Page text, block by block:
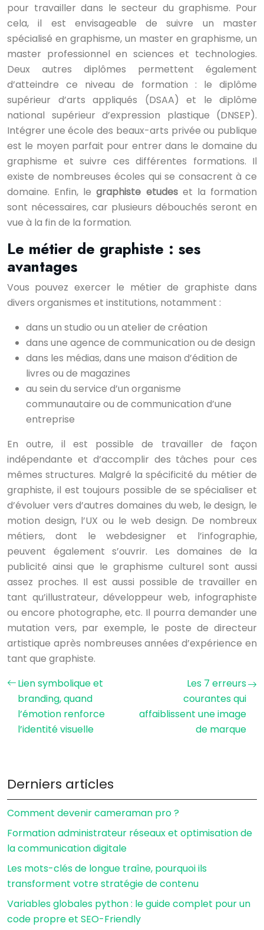
pour travailler dans le secteur du graphisme. Pour
cela, il est envisageable de suivre un master
spécialisé en graphisme, un master en graphisme, un
master professionnel en sciences et technologies.
Deux autres diplômes permettent également
d’atteindre ce niveau de formation : le diplôme
supérieur d’arts appliqués (DSAA) et le diplôme
national supérieur d’expression plastique (DNSEP).
Intégrer une école des beaux-arts privée ou publique
est le moyen parfait pour entrer dans le domaine du
graphisme et suivre ces différentes formations. Il
existe de nombreuses écoles qui se consacrent à ce
domaine. Enfin, legraphiste etudeset la formation
sont nécessaires, car plusieurs débouchés seront en
vue à la fin de la formation.
Le métier de graphiste : ses
avantages
Vous pouvez exercer le métier de graphiste dans
divers organismes et institutions, notamment :
dans un studio ou un atelier de création
dans une agence de communication ou de design
dans les médias, dans une maison d’édition de
livres ou de magazines
au sein du service d’un organisme
communautaire ou de communication d’une
entreprise
En outre, il est possible de travailler de façon
indépendante et d’accomplir des tâches pour ces
mêmes structures. Malgré la spécificité du métier de
graphiste, il est toujours possible de se spécialiser et
d’évoluer vers d’autres domaines du web, le design, le
motion design, l’UX ou le web design. De nombreux
métiers, dont le webdesigner et l’infographie,
peuvent également s’ouvrir. Les domaines de la
publicité ainsi que le graphisme culturel sont aussi
assez proches. Il est aussi possible de travailler en
tant qu’illustrateur, développeur web, infographiste
ou encore photographe, etc. Il pourra demander une
mutation vers, par exemple, le poste de directeur
artistique après nombreuses années d’expérience en
tant que graphiste.
Lien symbolique et
branding, quand
l’émotion renforce
l’identité visuelle
Les 7 erreurs
courantes qui
affaiblissent une image
de marque
Derniers articles
Comment devenir cameraman pro ?
Formation administrateur réseaux et optimisation de
la communication digitale
Les mots-clés de longue traîne, pourquoi ils
transforment votre stratégie de contenu
Variables globales python : le guide complet pour un
code propre et SEO-Friendly